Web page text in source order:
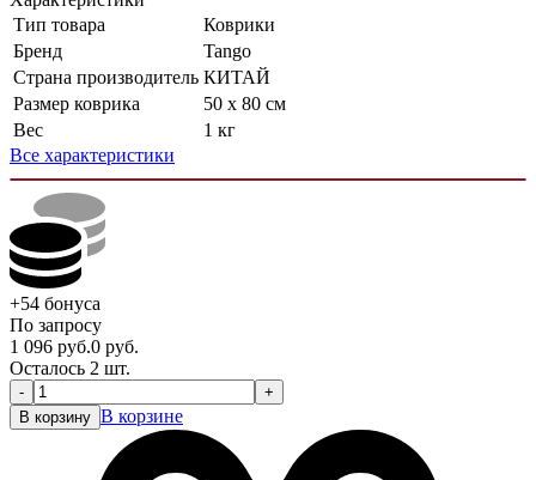
Тип товара
Коврики
Бренд
Tango
Страна производитель КИТАЙ
Размер коврика
50 x 80 см
Вес
1 кг
Все характеристики
+54 бонуса
По запросу
1 096 руб.0 руб.
Осталось 2 шт.
-
+
В корзину В корзине